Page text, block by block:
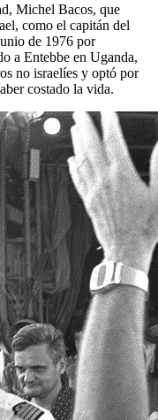
Michel Bacos, que
como el capitán del
de 1976 por
a Entebbe en Uganda,
no israelíes y optó por
costado la vida.